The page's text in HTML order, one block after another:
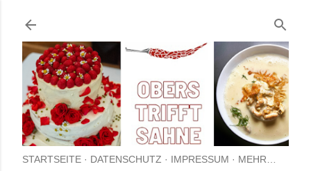
STARTSEITE DATENSCHUTZ IMPRESSUM MEHR…